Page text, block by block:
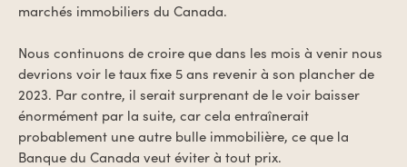
marchés immobiliers du Canada.
Nous continuons de croire que dans les mois à venir nous
devrions voir le taux fixe 5 ans revenir à son plancher de
2023. Par contre, il serait surprenant de le voir baisser
énormément par la suite, car cela entraînerait
probablement une autre bulle immobilière, ce que la
Banque du Canada veut éviter à tout prix.